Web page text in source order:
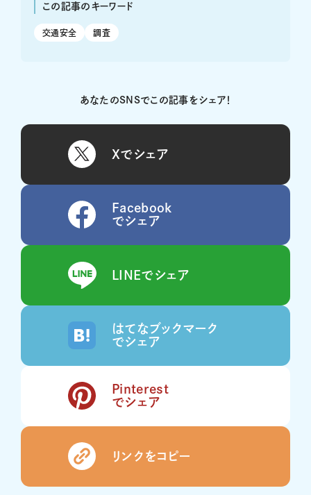
この記事のキーワード
交通安全 調査
あなたのSNSでこの記事をシェア！
Xでシェア
Facebook
でシェア
LINEでシェア
はてなブックマーク
でシェア
Pinterest
でシェア
リンクをコピー